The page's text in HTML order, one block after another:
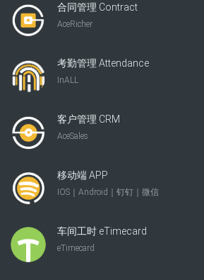
合同管理 Contract
AceRicher
考勤管理 Attendance
InALL
客户管理 CRM
AceSales
移动端 APP
IOS｜Android｜钉钉｜微信
车间工时 eTimecard
eTimecard